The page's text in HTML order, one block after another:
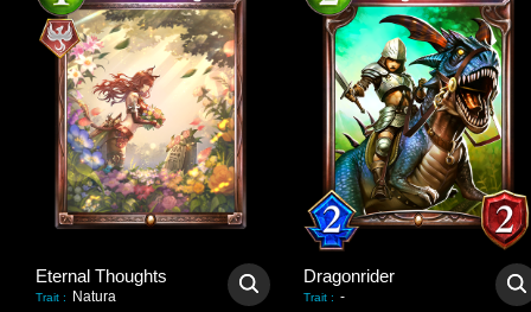
Eternal Thoughts
Trait : Natura
Dragonrider
Trait : -